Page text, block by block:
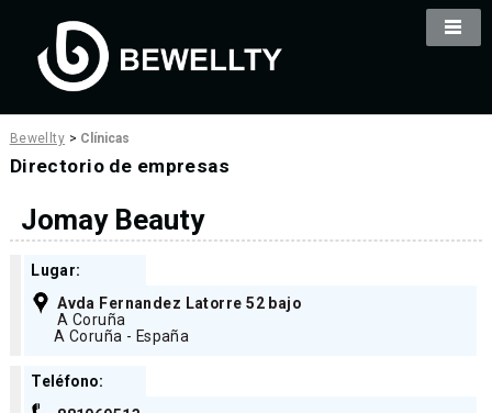
Bewellty > Clínicas
Directorio de empresas
Jomay Beauty
Lugar:
Avda Fernandez Latorre 52 bajo
A Coruña
A Coruña - España
Teléfono: